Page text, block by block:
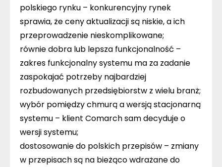
polskiego rynku – konkurencyjny rynek
sprawia, że ceny aktualizacji są niskie, a ich
przeprowadzenie nieskomplikowane;
równie dobra lub lepsza funkcjonalność –
zakres funkcjonalny systemu ma za zadanie
zaspokajać potrzeby najbardziej
rozbudowanych przedsiębiorstw z wielu branż;
wybór pomiędzy chmurą a wersją stacjonarną
systemu – klient Comarch sam decyduje o
wersji systemu;
dostosowanie do polskich przepisów – zmiany
w przepisach są na bieżąco wdrażane do